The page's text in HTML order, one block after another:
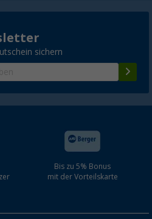
sichern
Bis zu 5% Bonus
mit der Vorteilskarte